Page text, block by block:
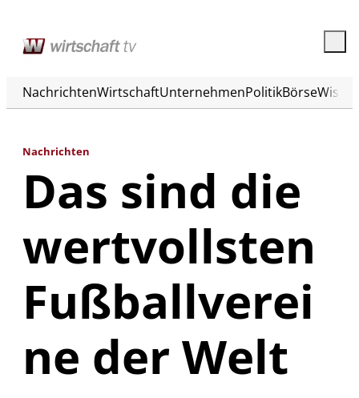
NachrichtenWirtschaftUnternehmenPolitikBörse
Nachrichten
Das sind die
wertvollsten
Fußballverei
ne der Welt